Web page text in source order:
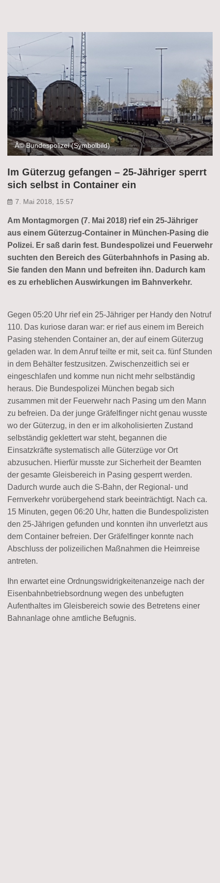
Â© Bundespolizei (Symbolbild)
Im Güterzug gefangen – 25-Jähriger sperrt
sich selbst in Container ein
7. Mai 2018, 15:57
Am Montagmorgen (7. Mai 2018) rief ein 25-Jähriger
aus einem Güterzug-Container in München-Pasing die
Polizei. Er saß darin fest. Bundespolizei und Feuerwehr
suchten den Bereich des Güterbahnhofs in Pasing ab.
Sie fanden den Mann und befreiten ihn. Dadurch kam
es zu erheblichen Auswirkungen im Bahnverkehr.
Gegen 05:20 Uhr rief ein 25-Jähriger per Handy den Notruf
110. Das kuriose daran war: er rief aus einem im Bereich
Pasing stehenden Container an, der auf einem Güterzug
geladen war. In dem Anruf teilte er mit, seit ca. fünf Stunden
in dem Behälter festzusitzen. Zwischenzeitlich sei er
eingeschlafen und komme nun nicht mehr selbständig
heraus. Die Bundespolizei München begab sich
zusammen mit der Feuerwehr nach Pasing um den Mann
zu befreien. Da der junge Gräfelfinger nicht genau wusste
wo der Güterzug, in den er im alkoholisierten Zustand
selbständig geklettert war steht, begannen die
Einsatzkräfte systematisch alle Güterzüge vor Ort
abzusuchen. Hierfür musste zur Sicherheit der Beamten
der gesamte Gleisbereich in Pasing gesperrt werden.
Dadurch wurde auch die S-Bahn, der Regional- und
Fernverkehr vorübergehend stark beeinträchtigt. Nach ca.
15 Minuten, gegen 06:20 Uhr, hatten die Bundespolizisten
den 25-Jährigen gefunden und konnten ihn unverletzt aus
dem Container befreien. Der Gräfelfinger konnte nach
Abschluss der polizeilichen Maßnahmen die Heimreise
antreten.
Ihn erwartet eine Ordnungswidrigkeitenanzeige nach der
Eisenbahnbetriebsordnung wegen des unbefugten
Aufenthaltes im Gleisbereich sowie des Betretens einer
Bahnanlage ohne amtliche Befugnis.